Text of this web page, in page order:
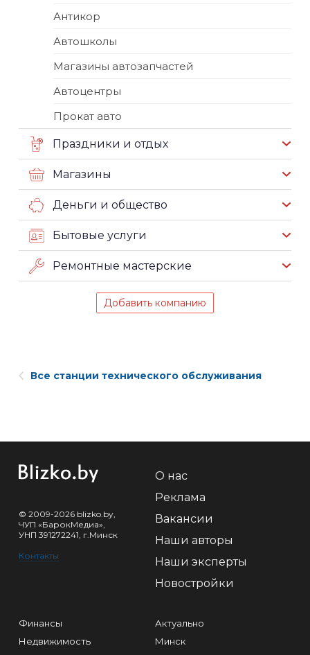
Антикор
Автошколы
Магазины автозапчастей
Автоцентры
Прокат авто
Праздники и отдых
Магазины
Деньги и общество
Бытовые услуги
Ремонтные мастерские
Добавить компанию
Все станции технического обслуживания
© 2009-2026 blizko.by,
ЧУП «БарокМедиа»,
УНП 391272241, г.Минск
Контакты
О нас
Реклама
Вакансии
Наши авторы
Наши эксперты
Новостройки
Финансы
Недвижимость
Актуально
Минск